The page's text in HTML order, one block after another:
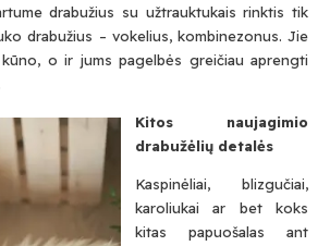
drabužius su užtrauktukais rinktis tik
drabužius – vokelius, kombinezonus. Jie
o ir jums pagelbės greičiau aprengti
Kitos naujagimio
drabužėlių detalės
Kaspinėliai, blizgučiai,
karoliukai ar bet koks
kitas papuošalas ant